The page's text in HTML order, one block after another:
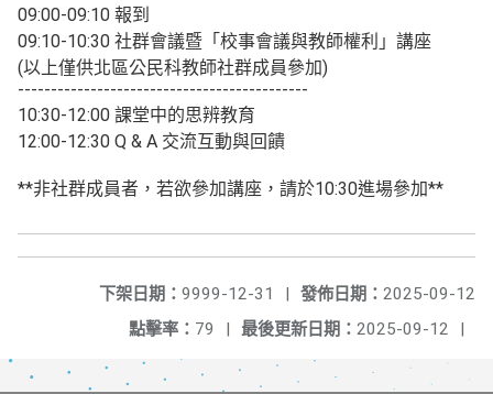
09:00-09:10 報到
09:10-10:30 社群會議暨「校事會議與教師權利」講座
(以上僅供北區公民科教師社群成員參加)
--------------------------------------------
10:30-12:00 課堂中的思辨教育
12:00-12:30 Q & A 交流互動與回饋
**非社群成員者，若欲參加講座，請於10:30進場參加**
發佈日期： 2025-09-12
下架日期： 9999-12-31
|
最後更新日期： 2025-09-12 |
點擊率： 79 |